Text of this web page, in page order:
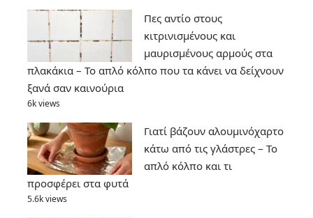
Πες αντίο στους
κιτρινισμένους και
μαυρισμένους αρμούς στα
πλακάκια – Το απλό κόλπο που τα κάνει να δείχνουν
ξανά σαν καινούρια
6k views
Γιατί βάζουν αλουμινόχαρτο
κάτω από τις γλάστρες – Το
απλό κόλπο και τι
προσφέρει στα φυτά
5.6k views